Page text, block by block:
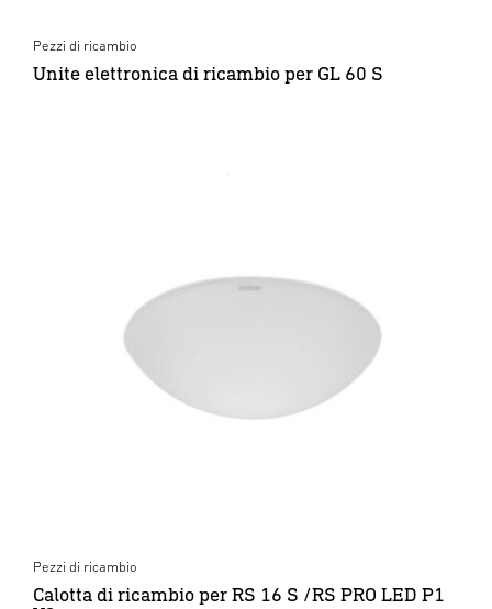
Pezzi di ricambio
Unite elettronica di ricambio per GL 60 S
Pezzi di ricambio
Calotta di ricambio per RS 16 S /RS PRO LED P1